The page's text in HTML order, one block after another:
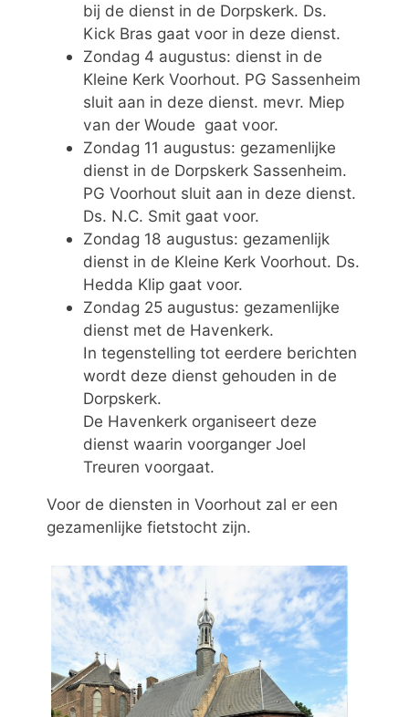
bij de dienst in de Dorpskerk. Ds.
Kick Bras gaat voor in deze dienst.
Zondag 4 augustus: dienst in de
Kleine Kerk Voorhout. PG Sassenheim
sluit aan in deze dienst. mevr. Miep
van der Woude gaat voor.
Zondag 11 augustus: gezamenlijke
dienst in de Dorpskerk Sassenheim.
PG Voorhout sluit aan in deze dienst.
Ds. N.C. Smit gaat voor.
Zondag 18 augustus: gezamenlijk
dienst in de Kleine Kerk Voorhout. Ds.
Hedda Klip gaat voor.
Zondag 25 augustus: gezamenlijke
dienst met de Havenkerk.
In tegenstelling tot eerdere berichten
wordt deze dienst gehouden in de
Dorpskerk.
De Havenkerk organiseert deze
dienst waarin voorganger Joel
Treuren voorgaat.
Voor de diensten in Voorhout zal er een
gezamenlijke fietstocht zijn.